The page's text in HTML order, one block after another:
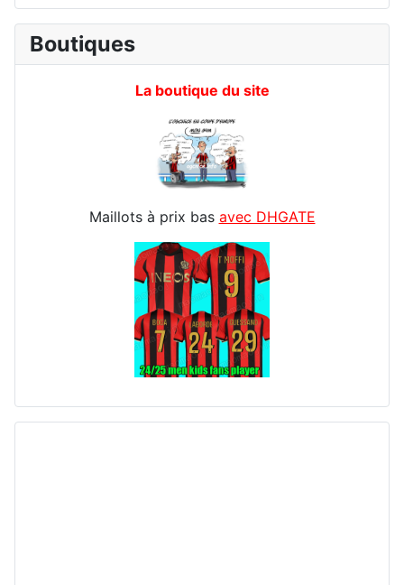
Boutiques
La boutique du site
Maillots à prix bas avec DHGATE